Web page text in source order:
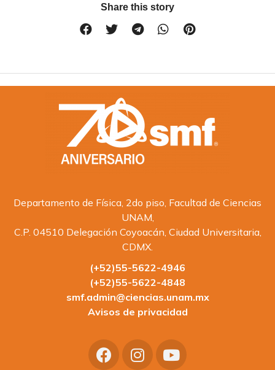
Share this story
Departamento de Física, 2do piso, Facultad de Ciencias
UNAM,
C.P. 04510 Delegación Coyoacán, Ciudad Universitaria,
CDMX.
(+52)55-5622-4946
(+52)55-5622-4848
smf.admin@ciencias.unam.mx
Avisos de privacidad